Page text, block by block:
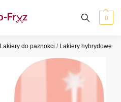
0
Lakiery do paznokci / Lakiery hybrydowe